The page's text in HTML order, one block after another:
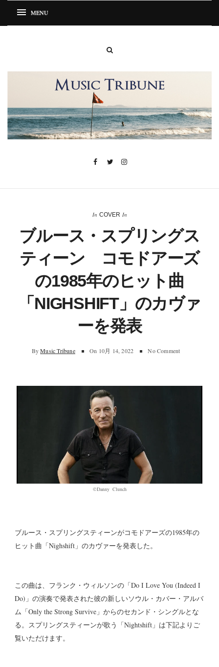
In COVER In
ブルース・スプリングス
ティーン コモドアーズ
の1985年のヒット曲
「NIGHSHIFT」のカヴァ
ーを発表
By Music Tribune On 10月 14, 2022 No Comment
©︎Danny Clunch
ブルース・スプリングスティーンがコモドアーズの1985年の
ヒット曲「Nighshift」のカヴァーを発表した。
この曲は、フランク・ウィルソンの「Do I Love You (Indeed I
Do)」の演奏で発表された彼の新しいソウル・カバー・アルバ
ム「Only the Strong Survive」からのセカンド・シングルとな
る。スプリングスティーンが歌う「Nightshift」は下記よりご
覧いただけます。